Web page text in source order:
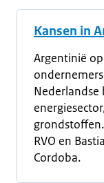
Kansen in
Argentinië
Nederlandse
RVO en
Cordoba.